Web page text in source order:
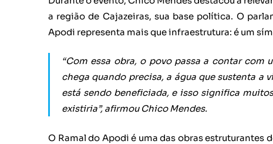
a região de Cajazeiras, sua base política. O
Apodi representa mais que infraestrutura: é um
“Com essa obra, o povo passa a contar com
chega quando precisa, a água que sustenta a
está sendo beneficiada, e isso significa
existiria”, afirmou Chico Mendes.
O Ramal do Apodi é uma das obras estruturantes